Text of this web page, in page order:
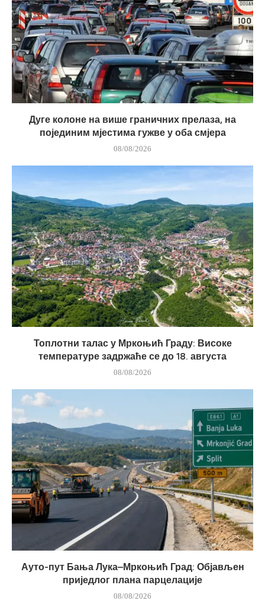
Дуге колоне на више граничних прелаза, на
појединим мјестима гужве у оба смјера
08/08/2026
Топлотни талас у Мркоњић Граду: Високе
температуре задржаће се до 18. августа
08/08/2026
Ауто-пут Бања Лука–Мркоњић Град: Објављен
приједлог плана парцелације
08/08/2026